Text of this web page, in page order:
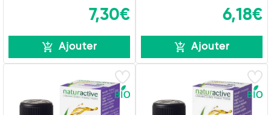
7,30€
Ajouter
6,18€
Ajouter